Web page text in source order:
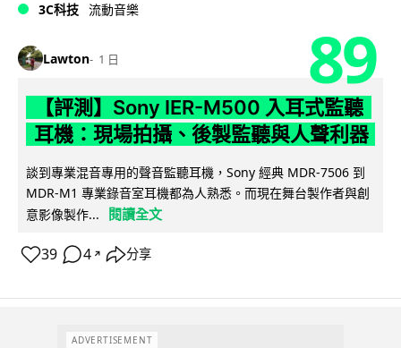
3C科技 流動音樂
Lawton 1 日 89
【評測】Sony IER-M500 入耳式監聽
耳機：現場拍攝、後製監聽與人聲利器
談到專業混音專用的聲音監聽耳機，Sony 經典 MDR-7506 到
MDR-M1 專業錄音室耳機都為人熟悉。而現在舞台製作者與創
意影像製作...
閱讀全文
39 4 ↗ 分享
ADVERTISEMENT